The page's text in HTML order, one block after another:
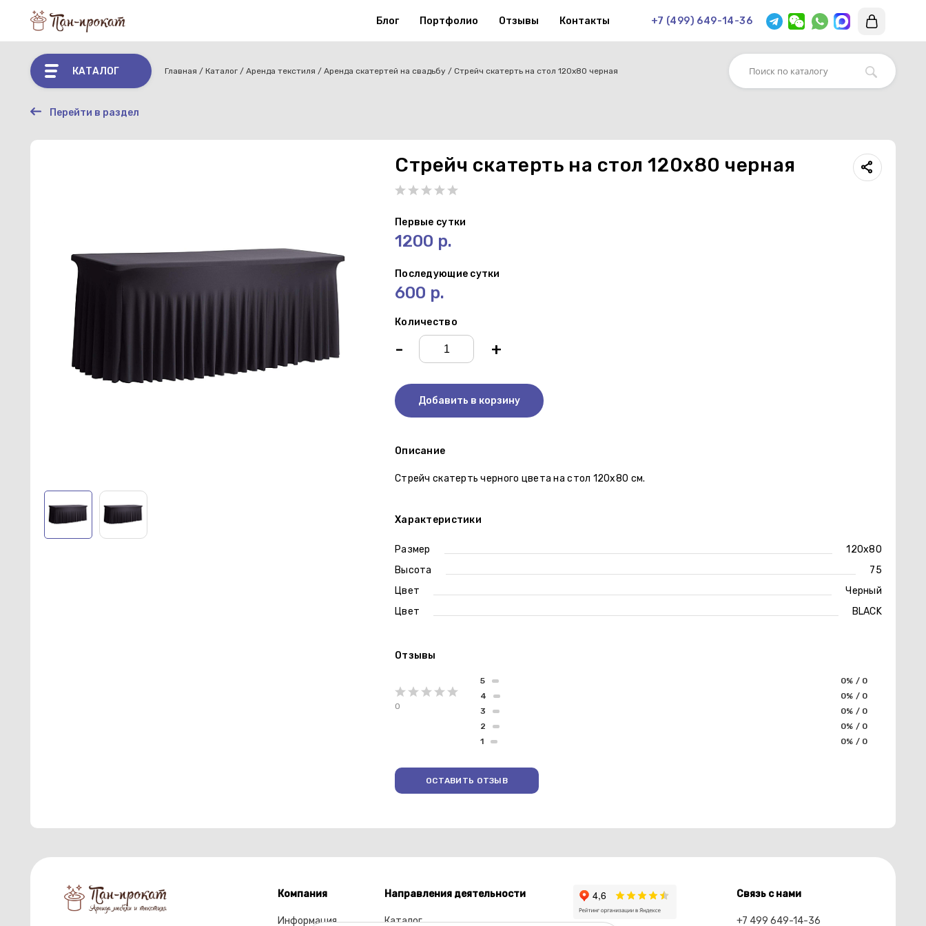
+7 (499) 649-14-36
Блог Портфолио Отзывы Контакты
КАТАЛОГ Главная Каталог Аренда текстиля Аренда скатертей на свадьбу Стрейч скатерть на стол 120х80 черная
Перейти в раздел
Стрейч скатерть на стол 120х80 черная
Первые сутки
1200 р.
Последующие сутки
600 р.
Количество
- +
Добавить в корзину
Описание
Стрейч скатерть черного цвета на стол 120х80 см.
Характеристики
Размер
120х80
Высота
75
Цвет
Черный
Цвет
BLACK
Отзывы
0
1 0% / 0
2 0% / 0
3 0% / 0
4 0% / 0
5 0% / 0
ОСТАВИТЬ ОТЗЫВ
Компания
Информация
Направления деятельности
Каталог
Связь с нами
+7 499 649-14-36